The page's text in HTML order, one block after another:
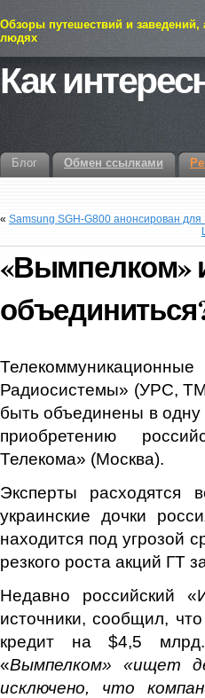
Обзоры путешествий и
людях
Как
Блог Обмен ссылками
« Samsung SGH-G800 анонсирован для
«Вымпелком»
Радиосистемы» (УРС, ТМ
быть объединены в одну
приобретению
Телекома» (Москва).
Эксперты расходятся
украинские дочки
находится под угрозой
резкого роста акций ГТ
Недавно российский
источники, сообщил,
кредит на $4,5
«Вымпелком» «ищет
исключено, что